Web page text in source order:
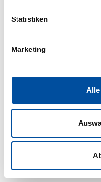
Ihr Gerät durch
Erfahren Sie mehr
verarbeitet werden, und
Wir verwenden Cookies,
personalisieren,
zu können und die
analysieren. Außerdem
Verwendung unserer
Partner führen diese
weiteren Daten
Statistiken
Marketing
Alle